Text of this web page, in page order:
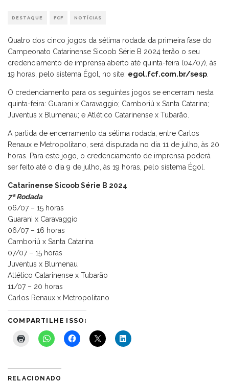
DESTAQUE FCF NOTÍCIAS
Quatro dos cinco jogos da sétima rodada da primeira fase do
Campeonato Catarinense Sicoob Série B 2024 terão o seu
credenciamento de imprensa aberto até quinta-feira (04/07), às
19 horas, pelo sistema Égol, no site: egol.fcf.com.br/sesp
O credenciamento para os seguintes jogos se encerram nesta
quinta-feira: Guarani x Caravaggio; Camboriú x Santa Catarina;
Juventus x Blumenau; e Atlético Catarinense x Tubarão.
A partida de encerramento da sétima rodada, entre Carlos
Renaux e Metropolitano, será disputada no dia 11 de julho, às 20
horas. Para este jogo, o credenciamento de imprensa poderá
ser feito até o dia 9 de julho, às 19 horas, pelo sistema Égol.
Catarinense Sicoob Série B 2024
7ª Rodada
06/07 – 15 horas
Guarani x Caravaggio
06/07 – 16 horas
Camboriú x Santa Catarina
07/07 – 15 horas
Juventus x Blumenau
Atlético Catarinense x Tubarão
11/07 – 20 horas
Carlos Renaux x Metropolitano
COMPARTILHE ISSO:
RELACIONADO